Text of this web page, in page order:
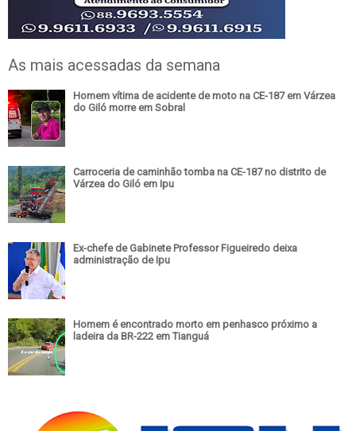
As mais acessadas da semana
Homem vítima de acidente de moto na CE-187 em Várzea
do Giló morre em Sobral
Carroceria de caminhão tomba na CE-187 no distrito de
Várzea do Giló em Ipu
Ex-chefe de Gabinete Professor Figueiredo deixa
administração de Ipu
Homem é encontrado morto em penhasco próximo a
ladeira da BR-222 em Tianguá